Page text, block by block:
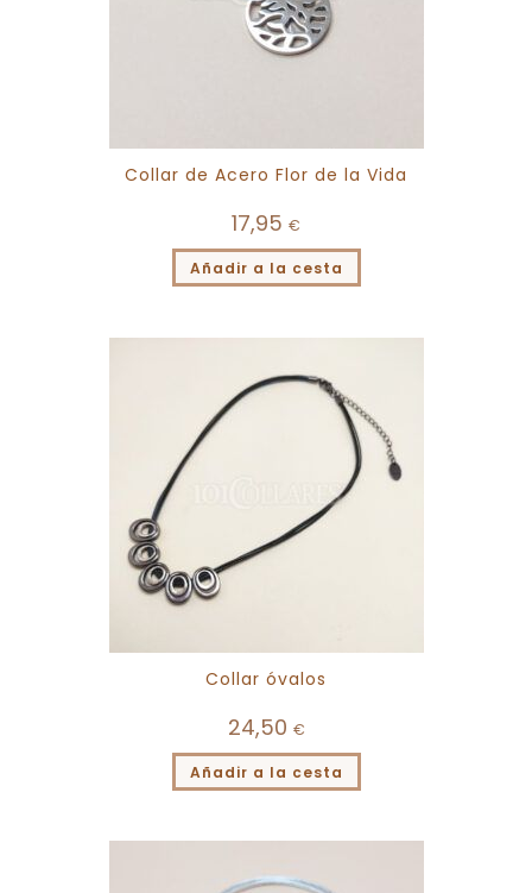
Collar de Acero Flor de la Vida
17,95 €
Añadir a la cesta
Collar óvalos
24,50 €
Añadir a la cesta